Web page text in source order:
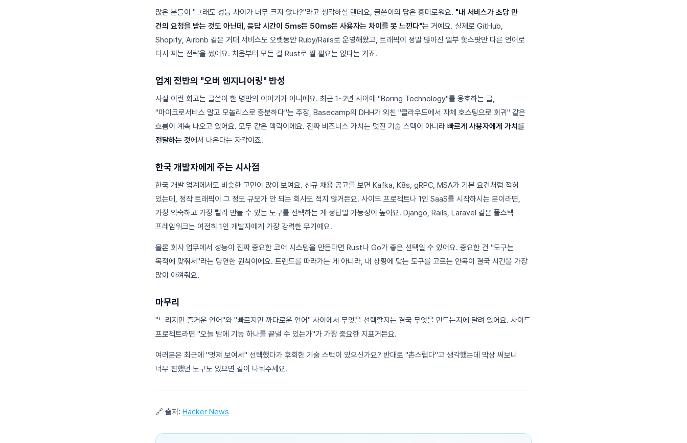
많은 분들이 "그래도 성능 차이가 너무 크지 않나?"라고 생각하실 텐데요, 글쓴이의 답은 흥미로워요. "내 서비스가 초당 만
건의 요청을 받는 것도 아닌데, 응답 시간이 5ms든 50ms든 사용자는 차이를 못 느낀다"는 거예요. 실제로 GitHub,
Shopify, Airbnb 같은 거대 서비스도 오랫동안 Ruby/Rails로 운영해왔고, 트래픽이 정말 많아진 일부 핫스팟만 다른 언어로
다시 짜는 전략을 썼어요. 처음부터 모든 걸 Rust로 짤 필요는 없다는 거죠.
업계 전반의 "오버 엔지니어링" 반성
사실 이런 회고는 글쓴이 한 명만의 이야기가 아니에요. 최근 1~2년 사이에 "Boring Technology"를 옹호하는 글,
"마이크로서비스 말고 모놀리스로 충분하다"는 주장, Basecamp의 DHH가 외친 "클라우드에서 자체 호스팅으로 회귀" 같은
흐름이 계속 나오고 있어요. 모두 같은 맥락이에요. 진짜 비즈니스 가치는 멋진 기술 스택이 아니라 빠르게 사용자에게 가치를
전달하는 것에서 나온다는 자각이죠.
한국 개발자에게 주는 시사점
한국 개발 업계에서도 비슷한 고민이 많이 보여요. 신규 채용 공고를 보면 Kafka, K8s, gRPC, MSA가 기본 요건처럼 적혀
있는데, 정작 트래픽이 그 정도 규모가 안 되는 회사도 적지 않거든요. 사이드 프로젝트나 1인 SaaS를 시작하시는 분이라면,
가장 익숙하고 가장 빨리 만들 수 있는 도구를 선택하는 게 정답일 가능성이 높아요. Django, Rails, Laravel 같은 풀스택
프레임워크는 여전히 1인 개발자에게 가장 강력한 무기예요.
물론 회사 업무에서 성능이 진짜 중요한 코어 시스템을 만든다면 Rust나 Go가 좋은 선택일 수 있어요. 중요한 건 "도구는
목적에 맞춰서"라는 당연한 원칙이에요. 트렌드를 따라가는 게 아니라, 내 상황에 맞는 도구를 고르는 안목이 결국 시간을 가장
많이 아껴줘요.
마무리
"느리지만 즐거운 언어"와 "빠르지만 까다로운 언어" 사이에서 무엇을 선택할지는 결국 무엇을 만드는지에 달려 있어요. 사이드
프로젝트라면 "오늘 밤에 기능 하나를 끝낼 수 있는가"가 가장 중요한 지표거든요.
여러분은 최근에 "멋져 보여서" 선택했다가 후회한 기술 스택이 있으신가요? 반대로 "촌스럽다"고 생각했는데 막상 써보니
너무 편했던 도구도 있으면 같이 나눠주세요.
🔗 출처: Hacker News